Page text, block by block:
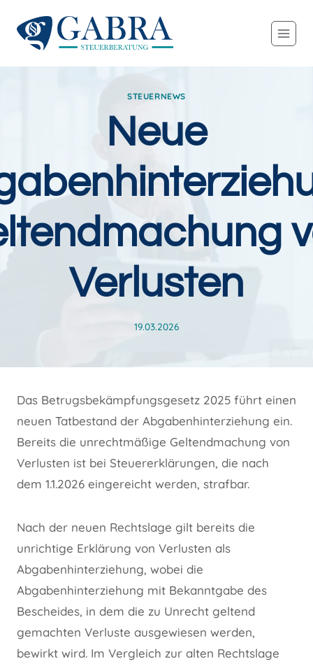
Inhalt
springen
STEUERNEWS
Neue
Verlusten
19.03.2026
Das Betrugsbekämpfungsgesetz 2025 führt einen
neuen Tatbestand der Abgabenhinterziehung ein.
Bereits die unrechtmäßige Geltendmachung von
Verlusten ist bei Steuererklärungen, die nach
dem 1.1.2026 eingereicht werden, strafbar.
Nach der neuen Rechtslage gilt bereits die
unrichtige Erklärung von Verlusten als
Abgabenhinterziehung, wobei die
Abgabenhinterziehung mit Bekanntgabe des
Bescheides, in dem die zu Unrecht geltend
gemachten Verluste ausgewiesen werden,
bewirkt wird. Im Vergleich zur alten Rechtslage